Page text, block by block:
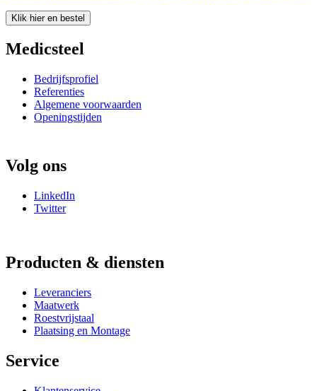
Klik hier en bestel
Medicsteel
Bedrijfsprofiel
Referenties
Algemene voorwaarden
Openingstijden
Volg ons
LinkedIn
Twitter
Producten & diensten
Leveranciers
Maatwerk
Roestvrijstaal
Plaatsing en Montage
Service